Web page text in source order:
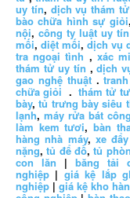
uy tín, dịch vụ thám
bào chữa hình sự giỏi
nội,công ty luật uy
mối,diệt mối,dịch vụ
tra ngoại tình , xác
thám tử uy tín ,dịch
gao nghệ thuật.
chữa giỏi .thám tử tư
bày,tủ trưng bày siêu
lạnh, máy rửa bát
làm kem tươi,bàn
hàng nhà máy, xe
nặng,tủ để đồ,tủ
con lăn | băng tải
nghiệp | giá kệ lắp
nghiệp |giá kệ kho